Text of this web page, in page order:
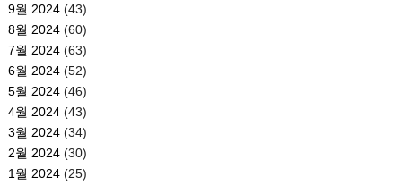
9월 2024(43)
8월 2024(60)
7월 2024(63)
6월 2024(52)
5월 2024(46)
4월 2024(43)
3월 2024(34)
2월 2024(30)
1월 2024(25)